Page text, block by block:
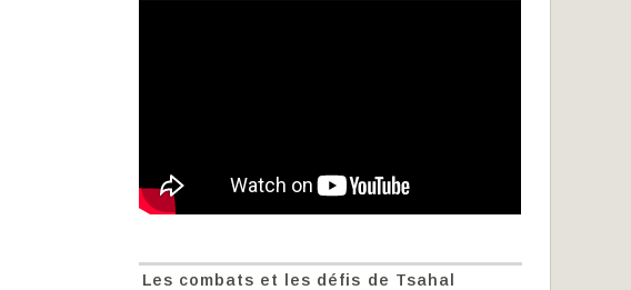
Les combats et les défis de Tsahal